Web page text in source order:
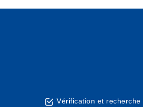
Vérification et recherche